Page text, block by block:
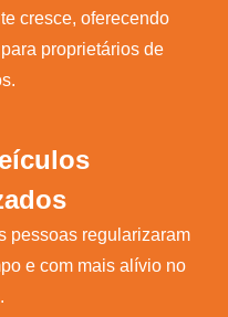
cresce, oferecendo
proprietários de
pessoas regularizaram
e com mais alívio no